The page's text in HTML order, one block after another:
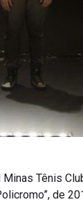
Tênis
de